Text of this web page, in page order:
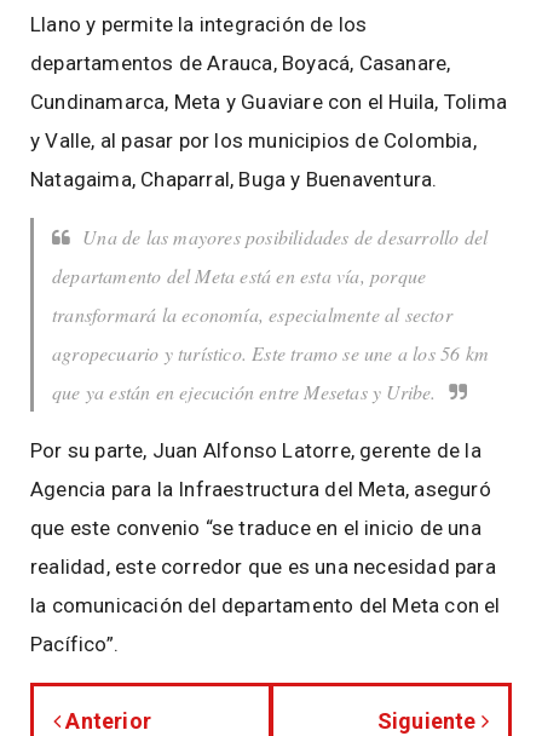
Llano y permite la integración de los
departamentos de Arauca, Boyacá, Casanare,
Cundinamarca, Meta y Guaviare con el Huila, Tolima
y Valle, al pasar por los municipios de Colombia,
Natagaima, Chaparral, Buga y Buenaventura.
Una de las mayores posibilidades de desarrollo del
departamento del Meta está en esta vía, porque
transformará la economía, especialmente al sector
agropecuario y turístico. Este tramo se une a los 56 km
que ya están en ejecución entre Mesetas y Uribe.
Por su parte, Juan Alfonso Latorre, gerente de la
Agencia para la Infraestructura del Meta, aseguró
que este convenio “se traduce en el inicio de una
realidad, este corredor que es una necesidad para
la comunicación del departamento del Meta con el
Pacífico”.
Anterior Siguiente